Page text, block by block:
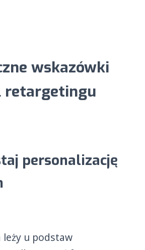
wskazówki
retargetingu
personalizację
leży u podstaw